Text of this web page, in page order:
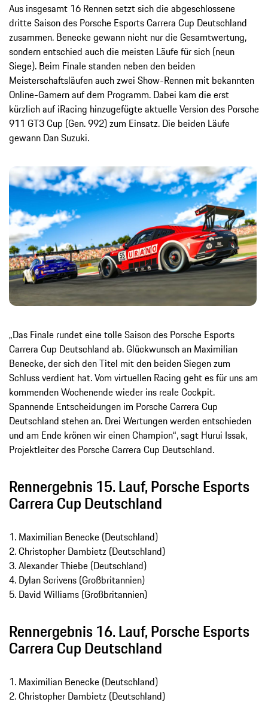
Aus insgesamt 16 Rennen setzt sich die abgeschlossene
dritte Saison des Porsche Esports Carrera Cup Deutschland
zusammen. Benecke gewann nicht nur die Gesamtwertung,
sondern entschied auch die meisten Läufe für sich (neun
Siege). Beim Finale standen neben den beiden
Meisterschaftsläufen auch zwei Show-Rennen mit bekannten
Online-Gamern auf dem Programm. Dabei kam die erst
kürzlich auf iRacing hinzugefügte aktuelle Version des Porsche
911 GT3 Cup (Gen. 992) zum Einsatz. Die beiden Läufe
gewann Dan Suzuki.
„Das Finale rundet eine tolle Saison des Porsche Esports
Carrera Cup Deutschland ab. Glückwunsch an Maximilian
Benecke, der sich den Titel mit den beiden Siegen zum
Schluss verdient hat. Vom virtuellen Racing geht es für uns am
kommenden Wochenende wieder ins reale Cockpit.
Spannende Entscheidungen im Porsche Carrera Cup
Deutschland stehen an. Drei Wertungen werden entschieden
und am Ende krönen wir einen Champion“, sagt Hurui Issak,
Projektleiter des Porsche Carrera Cup Deutschland.
Rennergebnis 15. Lauf, Porsche Esports
Carrera Cup Deutschland
1. Maximilian Benecke (Deutschland)
2. Christopher Dambietz (Deutschland)
3. Alexander Thiebe (Deutschland)
4. Dylan Scrivens (Großbritannien)
5. David Williams (Großbritannien)
Rennergebnis 16. Lauf, Porsche Esports
Carrera Cup Deutschland
1. Maximilian Benecke (Deutschland)
2. Christopher Dambietz (Deutschland)